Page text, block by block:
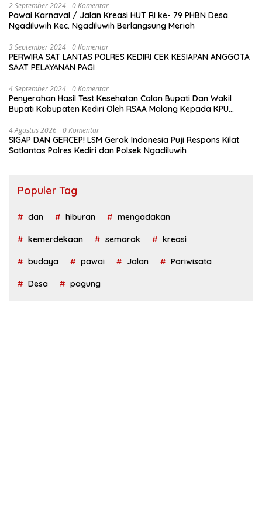
2 September 2024 0 Komentar
Pawai Karnaval / Jalan Kreasi HUT RI ke- 79 PHBN Desa.
Ngadiluwih Kec. Ngadiluwih Berlangsung Meriah
3 September 2024 0 Komentar
PERWIRA SAT LANTAS POLRES KEDIRI CEK KESIAPAN ANGGOTA
SAAT PELAYANAN PAGI
4 September 2024 0 Komentar
Penyerahan Hasil Test Kesehatan Calon Bupati Dan Wakil
Bupati Kabupaten Kediri Oleh RSAA Malang Kepada KPU
4 Agustus 2026 0 Komentar
SIGAP DAN GERCEP! LSM Gerak Indonesia Puji Respons Kilat
Satlantas Polres Kediri dan Polsek Ngadiluwih
Populer Tag
dan hiburan mengadakan
kemerdekaan semarak kreasi
budaya pawai Jalan Pariwisata
Desa pagung